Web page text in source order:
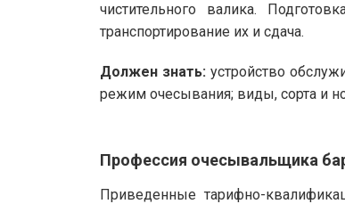
чистительного валика.
транспортирование их и сдача.
Должен знать:устройство
режим очесывания; виды, сорта и
Профессия очесывальщика
Приведенные тарифно-